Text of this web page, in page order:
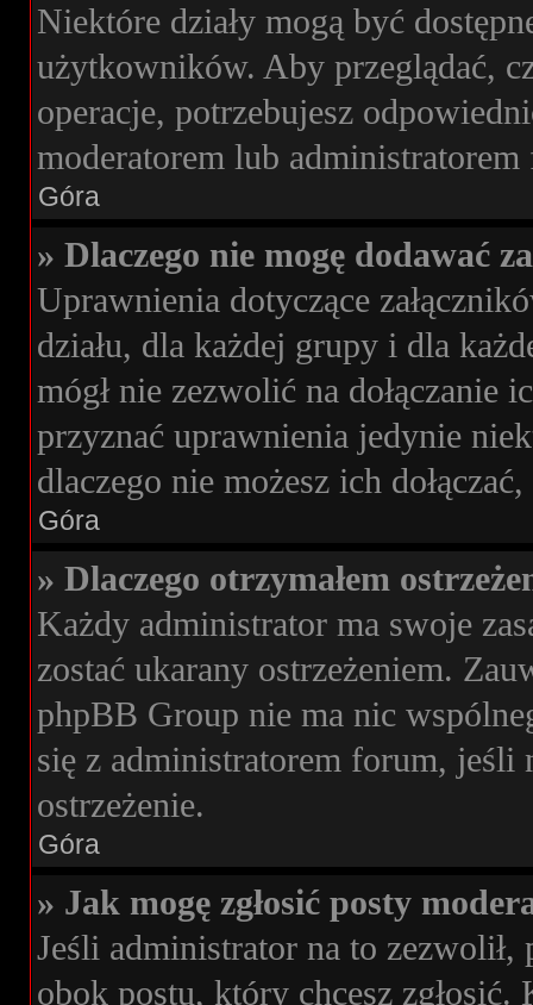
Niektóre działy mogą być
użytkowników. Aby przeglądać,
operacje, potrzebujesz
moderatorem lub
Góra
» Dlaczego nie mogę dodawać
Uprawnienia dotyczące
działu, dla każdej grupy i dla
mógł nie zezwolić na
przyznać uprawnienia jedynie
dlaczego nie możesz ich
Góra
» Dlaczego otrzymałem
Każdy administrator ma swoje
zostać ukarany ostrzeżeniem.
phpBB Group nie ma nic
się z administratorem forum, jeśli
ostrzeżenie.
Góra
» Jak mogę zgłosić posty
Jeśli administrator na to
obok postu, który chcesz